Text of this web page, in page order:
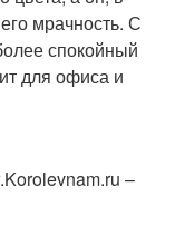
мрачность. С
спокойный
для офиса и
–